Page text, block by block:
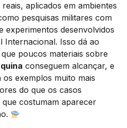
aplicados em ambientes
pesquisas militares com
experimentos desenvolvidos
Internacional. Isso dá ao
poucos materiais sobre
conseguem alcançar, e
exemplos muito mais
do que os casos
costumam aparecer